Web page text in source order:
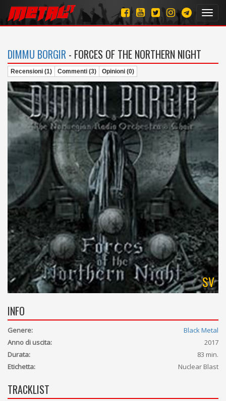
DIMMU BORGIR - FORCES OF THE NORTHERN NIGHT
Recensioni (1) Commenti (3) Opinioni (0)
SV
INFO
Genere:
Black Metal
Anno di uscita:
2017
Durata:
83 min.
Etichetta:
Nuclear Blast
TRACKLIST